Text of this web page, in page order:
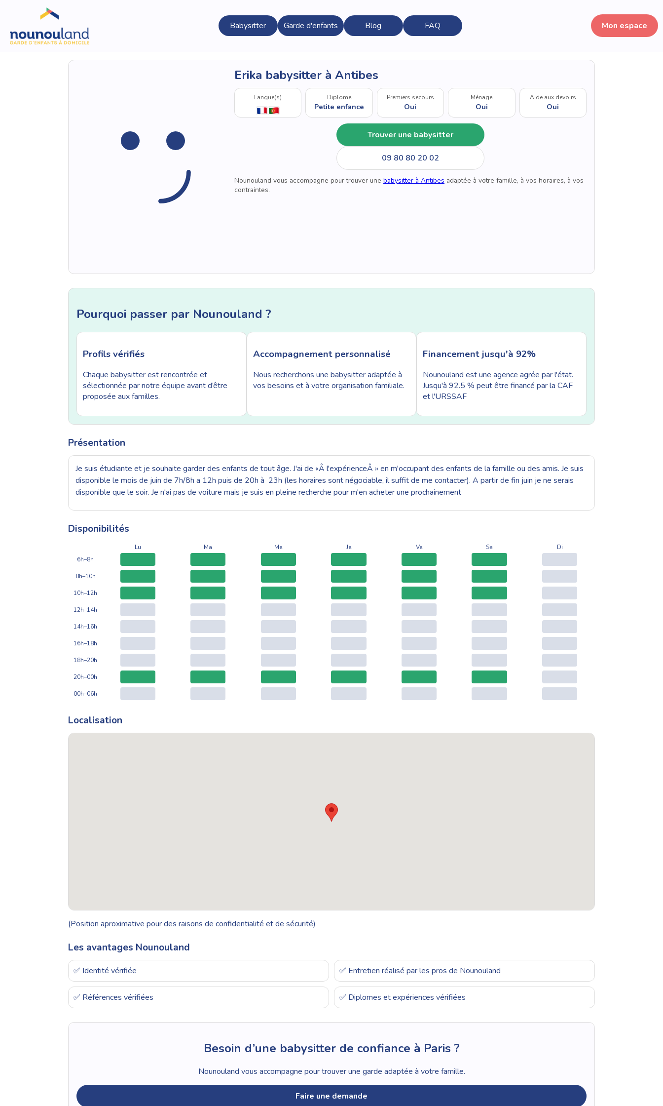
Babysitter Garde d'enfants Blog FAQ Mon espace
Erika babysitter à Antibes
Langue(s) Diplome
Petite enfance
Premiers secours
Oui
Ménage
Oui
Aide aux devoirs
Oui
Trouver une babysitter
09 80 80 20 02
Nounouland vous accompagne pour trouver une babysitter à Antibes adaptée à votre famille, à vos horaires, à vos
contraintes.
Pourquoi passer par Nounouland ?
Profils vérifiés
Chaque babysitter est rencontrée et
sélectionnée par notre équipe avant d’être
proposée aux familles.
Accompagnement personnalisé
Nous recherchons une babysitter adaptée à
vos besoins et à votre organisation familiale.
Financement jusqu'à 92%
Nounouland est une agence agrée par l'état.
Jusqu'à 92.5 % peut être financé par la CAF
et l'URSSAF
Présentation
Je suis étudiante et je souhaite garder des enfants de tout âge. J'ai de «Â l'expérienceÂ » en m'occupant des enfants de la famille ou des amis. Je suis
disponible le mois de juin de 7h/8h a 12h puis de 20h à 23h (les horaires sont négociable, il suffit de me contacter). A partir de fin juin je ne serais
disponible que le soir. Je n'ai pas de voiture mais je suis en pleine recherche pour m'en acheter une prochainement
Disponibilités
Lu Ma Me Je Ve Sa
Di
6h–8h
8h–10h
10h–12h
12h–14h
14h–16h
16h–18h
18h–20h
20h–00h
00h–06h
Localisation
(Position aproximative pour des raisons de confidentialité et de sécurité)
Les avantages Nounouland
✅ Identité vérifiée ✅ Entretien réalisé par les pros de Nounouland
✅ Références vérifiées ✅ Diplomes et expériences vérifiées
Besoin d’une babysitter de confiance à Paris ?
Nounouland vous accompagne pour trouver une garde adaptée à votre famille.
Faire une demande